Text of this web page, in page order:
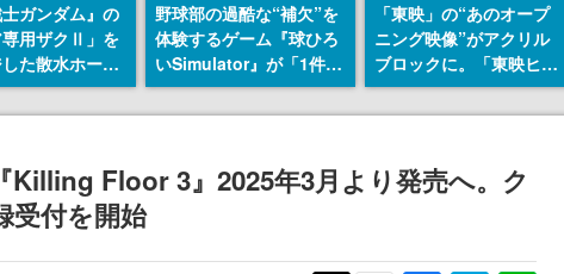
士ガンダム』の
専用ザクⅡ」を
た散水ホース
約開始。本体
のパーソナル
ム、型式番号な
野球部の過酷な“補欠”を
体験するゲーム『球ひろ
いSimulator』が「1件」
のウィッシュリストをも
とにチェコ語に対応し
ダム・カム』開発元やチ
ェコのプロ野球選手から
「東映」の“あのオープ
ニング映像”がアクリル
ブロックに。「東映ヒス
トリカル グッズコレクシ
ョン」が8月下旬より発
Killing Floor 3』2025年3月より発売へ。ク
受付を開始